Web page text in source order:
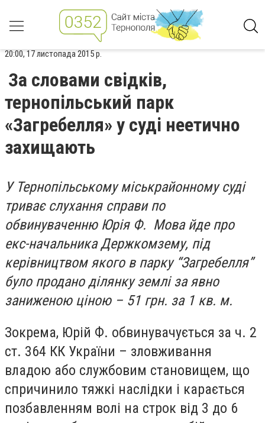
20:00, 17 листопада 2015 р.
За словами свідків,
тернопільський парк
«Загребелля» у суді неетично
захищають
У Тернопільському міськрайонному суді
триває слухання справи по
обвинуваченню Юрія Ф. Мова йде про
екс-начальника Держкомзему, під
керівництвом якого в парку “Загребелля”
було продано ділянку землі за явно
заниженою ціною – 51 грн. за 1 кв. м.
Зокрема, Юрій Ф. обвинувачується за ч. 2
ст. 364 КК України – зловживання
владою або службовим становищем, що
спричинило тяжкі наслідки і карається
позбавленням волі на строк від 3 до 6